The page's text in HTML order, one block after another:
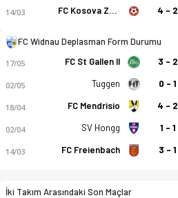
14/03 FC Kosova Zurich 4 - 2
FC Widnau Deplasman Form Durumu
17/05 FC St Gallen II 3 - 2
02/05 Tuggen 0 - 1
18/04 FC Mendrisio 4 - 2
02/04 SV Hongg 1 - 1
14/03 FC Freienbach 3 - 1
İki Takım Arasındaki Son Maçlar